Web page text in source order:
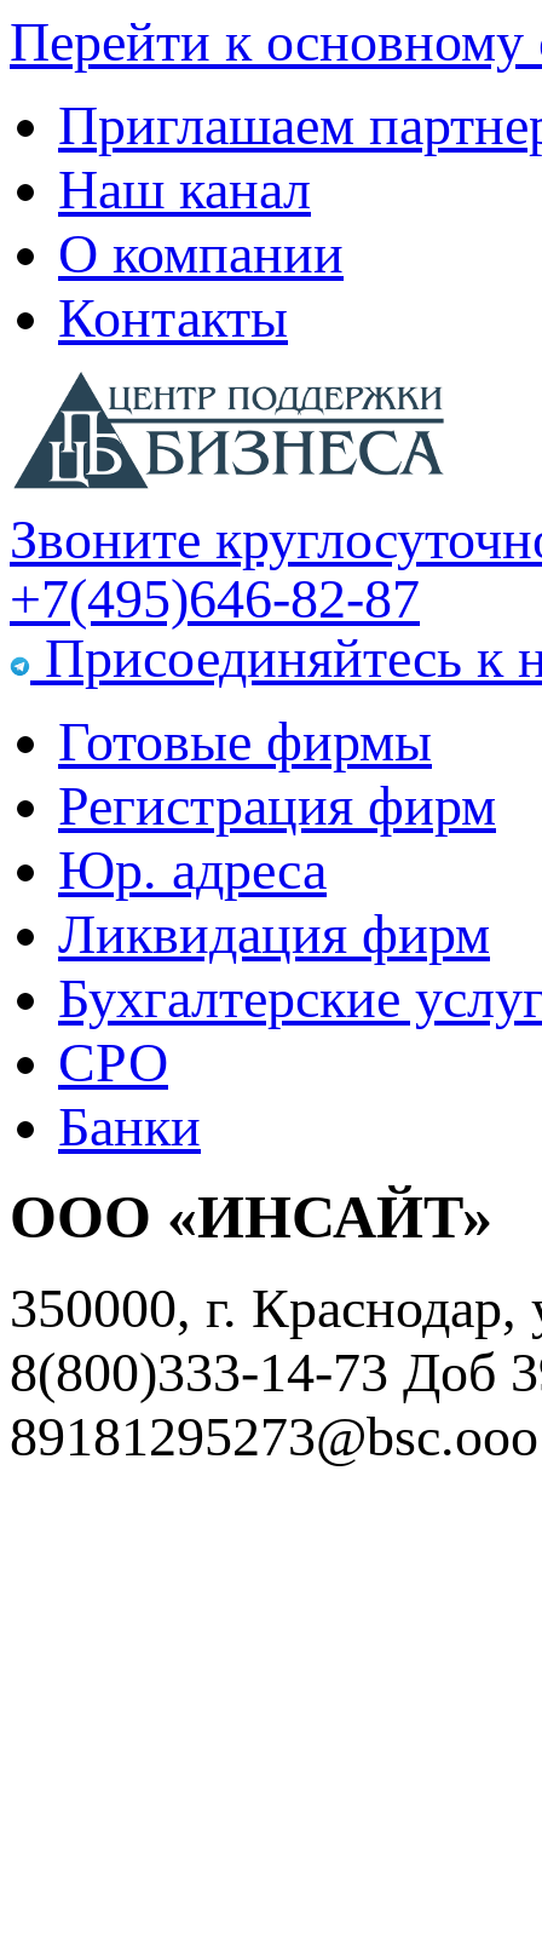
Перейти к
Приглашаем
Наш канал
О компании
Контакты
Звоните
+7(495)646-82-87
Присоединяйтесь к
Готовые фирмы
Регистрация фирм
Юр. адреса
Ликвидация фирм
Бухгалтерские
СРО
Банки
ООО «ИНСАЙТ»
350000, г.
8(800)333-14-73 Доб
89181295273@bsc.ooo